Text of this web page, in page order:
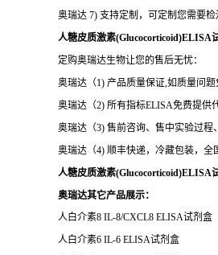
奥瑞达 7) 支持定制，可定制您需要检
人糖皮质激素(Glucocorticoid)ELISA
定购奥瑞达生物让您的售后无忧：
奥瑞达（1) 产品质量保证,如质量问
奥瑞达（2) 所有指标ELISA免费提供
奥瑞达（3) 售前咨询、售中实验过
奥瑞达（4) 顺丰快递，冷藏包装，全
人糖皮质激素(Glucocorticoid)ELISA
奥瑞达其它产品展示：
人白介素8 IL-8/CXCL8 ELISA试剂盒
人白介素6 IL-6 ELISA试剂盒